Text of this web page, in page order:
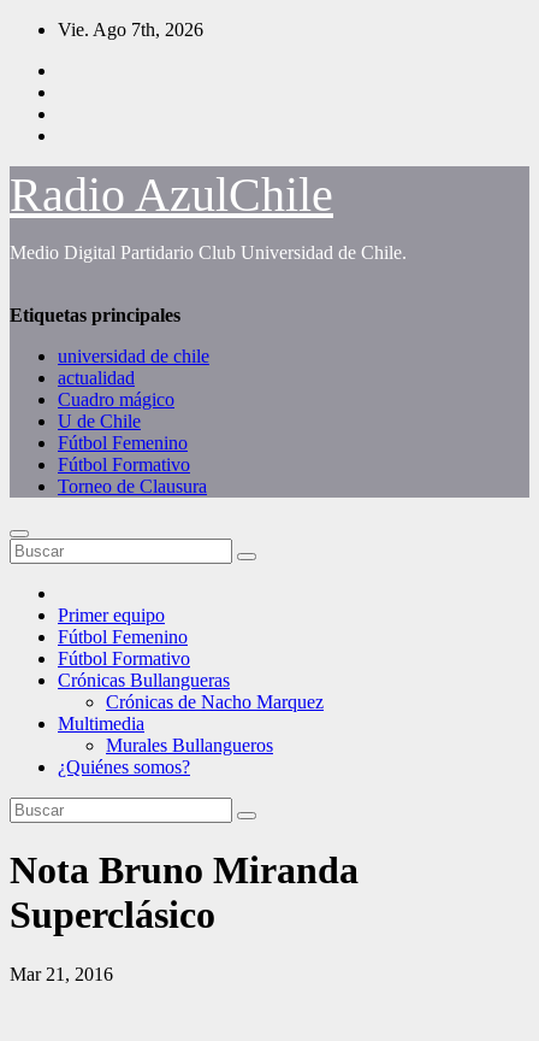
Saltar
contenido
Vie. Ago 7th, 2026
Radio AzulChile
Medio Digital Partidario Club Universidad de Chile.
Etiquetas principales
universidad de chile
actualidad
Cuadro mágico
U de Chile
Fútbol Femenino
Fútbol Formativo
Torneo de Clausura
Primer equipo
Fútbol Femenino
Fútbol Formativo
Crónicas Bullangueras
Crónicas de Nacho Marquez
Multimedia
Murales Bullangueros
¿Quiénes somos?
Nota Bruno Miranda
Superclásico
Mar 21, 2016